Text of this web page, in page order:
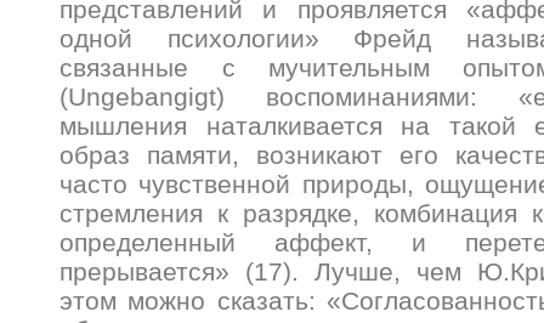
представлений и проявляется
одной психологии» Фрейд
связанные с мучительным
(Ungebangigt) воспоминаниями:
мышления наталкивается на такой
образ памяти, возникают его
часто чувственной природы,
стремления к разрядке, комбинация
определенный аффект, и
прерывается» (17). Лучше, чем
этом можно сказать: